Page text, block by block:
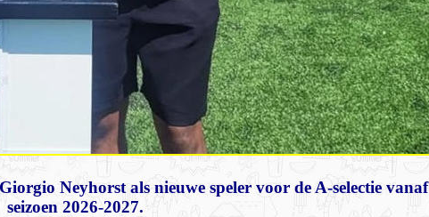
Neyhorst als nieuwe speler voor de A-selectie vanaf
seizoen 2026-2027.